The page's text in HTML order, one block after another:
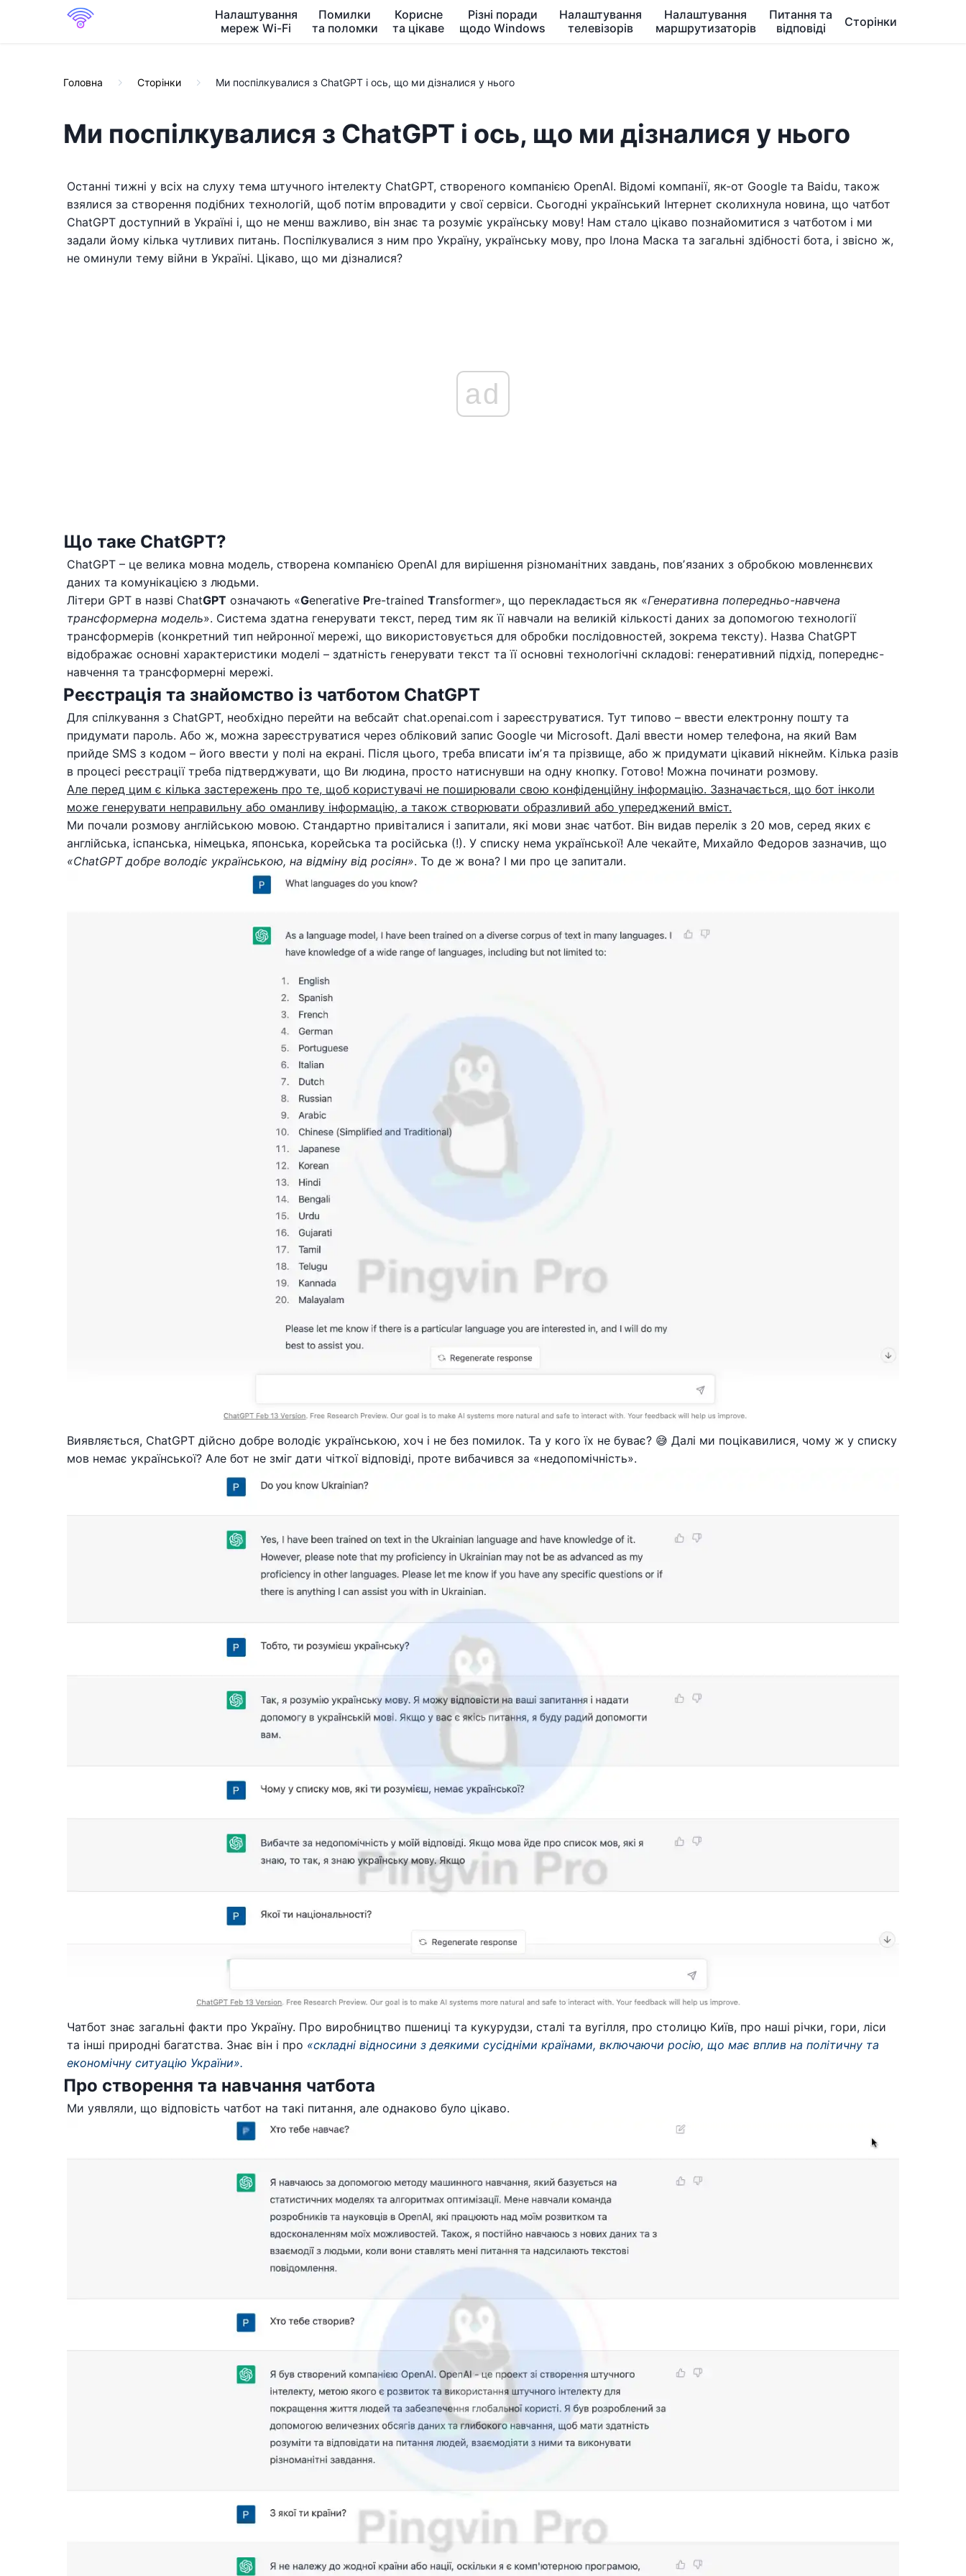
Налаштування
мереж Wi-Fi
Помилки
та поломки
Корисне
та цікаве
Різні поради
щодо Windows
Налаштування
телевізорів
Налаштування
маршрутизаторів
Питання та
відповіді
Сторінки
Головна Сторінки Ми поспілкувалися з ChatGPT і ось, що ми дізналися у нього
Ми поспілкувалися з ChatGPT і ось, що ми дізналися у нього
Останні тижні у всіх на слуху тема штучного інтелекту ChatGPT, створеного компанією OpenAI. Відомі компанії, як-от Google та Baidu, також
взялися за створення подібних технологій, щоб потім впровадити у свої сервіси. Сьогодні український Інтернет сколихнула новина, що чатбот
ChatGPT доступний в Україні і, що не менш важливо, він знає та розуміє українську мову! Нам стало цікаво познайомитися з чатботом і ми
задали йому кілька чутливих питань. Поспілкувалися з ним про Україну, українську мову, про Ілона Маска та загальні здібності бота, і звісно ж,
не оминули тему війни в Україні. Цікаво, що ми дізналися?
ad
Що таке ChatGPT?
ChatGPT – це велика мовна модель, створена компанією OpenAI для вирішення різноманітних завдань, повʼязаних з обробкою мовленнєвих
даних та комунікацією з людьми.
Літери GPT в назві ChatGPT означають «Generative Pre-trained Transformer», що перекладається як «Генеративна попередньо-навчена
трансформерна модель». Система здатна генерувати текст, перед тим як її навчали на великій кількості даних за допомогою технології
трансформерів (конкретний тип нейронної мережі, що використовується для обробки послідовностей, зокрема тексту). Назва ChatGPT
відображає основні характеристики моделі – здатність генерувати текст та її основні технологічні складові: генеративний підхід, попереднє-
навчення та трансформерні мережі.
Реєстрація та знайомство із чатботом ChatGPT
Для спілкування з ChatGPT, необхідно перейти на вебсайт chat.openai.com і зареєструватися. Тут типово – ввести електронну пошту та
придумати пароль. Або ж, можна зареєструватися через обліковий запис Google чи Microsoft. Далі ввести номер телефона, на який Вам
прийде SMS з кодом – його ввести у полі на екрані. Після цього, треба вписати імʼя та прізвище, або ж придумати цікавий нікнейм. Кілька разів
в процесі реєстрації треба підтверджувати, що Ви людина, просто натиснувши на одну кнопку. Готово! Можна починати розмову.
Але перед цим є кілька застережень про те, щоб користувачі не поширювали свою конфіденційну інформацію. Зазначається, що бот інколи
може генерувати неправильну або оманливу інформацію, а також створювати образливий або упереджений вміст.
Ми почали розмову англійською мовою. Стандартно привіталися і запитали, які мови знає чатбот. Він видав перелік з 20 мов, серед яких є
англійська, іспанська, німецька, японська, корейська та російська (!). У списку нема української! Але чекайте, Михайло Федоров зазначив, що
«ChatGPT добре володіє українською, на відміну від росіян». То де ж вона? І ми про це запитали.
Виявляється, ChatGPT дійсно добре володіє українською, хоч і не без помилок. Та у кого їх не буває? 😅 Далі ми поцікавилися, чому ж у списку
мов немає української? Але бот не зміг дати чіткої відповіді, проте вибачився за «недопомічність».
Чатбот знає загальні факти про Україну. Про виробництво пшениці та кукурудзи, сталі та вугілля, про столицю Київ, про наші річки, гори, ліси
та інші природні багатства. Знає він і про «складні відносини з деякими сусідніми країнами, включаючи росію, що має вплив на політичну та
економічну ситуацію України».
Про створення та навчання чатбота
Ми уявляли, що відповість чатбот на такі питання, але однаково було цікаво.